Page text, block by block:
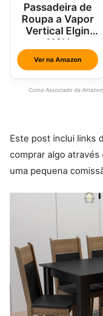
Passadeira de
Roupa a Vapor
Vertical Elgin
110V
Ver na Amazon
Como Associado da
Este post inclui links
comprar algo
uma pequena